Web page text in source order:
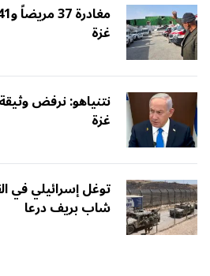
غزة
غزة
توغل إسرائيلي في
شاب بريف درعا